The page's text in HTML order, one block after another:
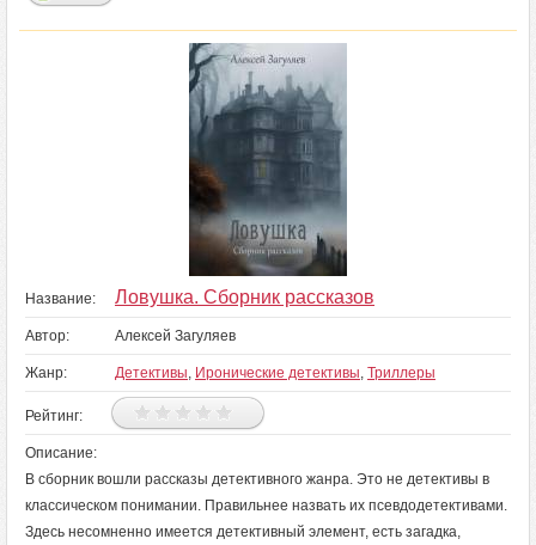
Название: Ловушка. Сборник рассказов
Автор: Алексей Загуляев
Жанр: Детективы, Иронические детективы, Триллеры
Рейтинг:
Описание:
В сборник вошли рассказы детективного жанра. Это не детективы в
классическом понимании. Правильнее назвать их псевдодетективами.
Здесь несомненно имеется детективный элемент, есть загадка,